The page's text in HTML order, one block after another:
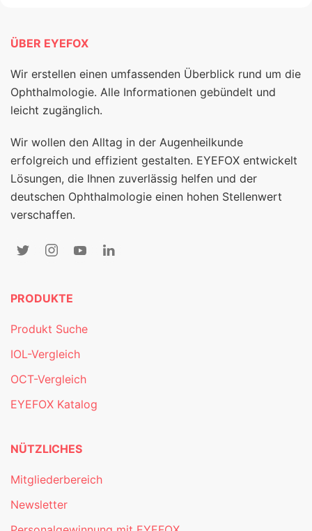
ÜBER EYEFOX
Wir erstellen einen umfassenden Überblick rund um die
Ophthalmologie. Alle Informationen gebündelt und
leicht zugänglich.
Wir wollen den Alltag in der Augenheilkunde
erfolgreich und effizient gestalten. EYEFOX entwickelt
Lösungen, die Ihnen zuverlässig helfen und der
deutschen Ophthalmologie einen hohen Stellenwert
verschaffen.
PRODUKTE
Produkt Suche
IOL-Vergleich
OCT-Vergleich
EYEFOX Katalog
NÜTZLICHES
Mitgliederbereich
Newsletter